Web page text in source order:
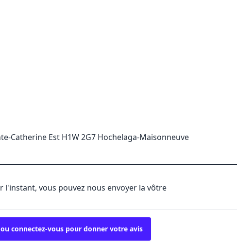
Catherine Est H1W 2G7 Hochelaga-Maisonneuve
l'instant, vous pouvez nous envoyer la vôtre
connectez-vous pour donner votre avis